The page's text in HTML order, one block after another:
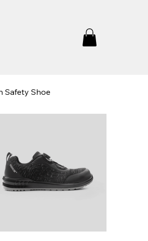
Safety Shoe